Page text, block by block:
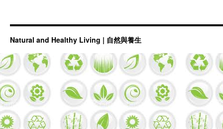
然
藥，
食
療
比
藥
療
好！
Natural and Healthy Living | 自然與養生